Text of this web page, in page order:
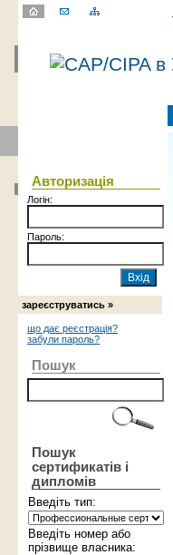
Авторизація
Логін:
Пароль:
зареєструватись »
що дає реєстрація?
забули пароль?
Пошук
Пошук
сертификатів і
дипломів
Введіть тип:
Введіть номер або
прізвище власника: